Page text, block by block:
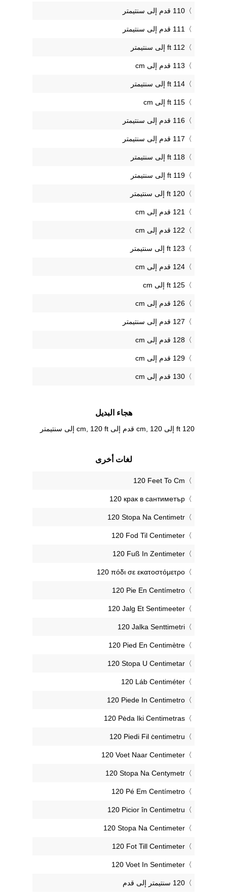
110 قدم إلى سنتيمتر
111 قدم إلى سنتيمتر
112 ft إلى سنتيمتر
113 قدم إلى cm
114 ft إلى سنتيمتر
115 ft إلى cm
116 قدم إلى سنتيمتر
117 قدم إلى سنتيمتر
118 ft إلى سنتيمتر
119 ft إلى سنتيمتر
120 ft إلى سنتيمتر
121 قدم إلى cm
122 قدم إلى cm
123 ft إلى سنتيمتر
124 قدم إلى cm
125 ft إلى cm
126 قدم إلى cm
127 قدم إلى سنتيمتر
128 قدم إلى cm
129 قدم إلى cm
130 قدم إلى cm
هجاء البديل
120 ft إلى cm, 120 قدم إلى cm, 120 ft إلى سنتيمتر
لغات أخرى
‎120 Feet To Cm
‎120 крак в сантиметър
‎120 Stopa Na Centimetr
‎120 Fod Til Centimeter
‎120 Fuß In Zentimeter
‎120 πόδι σε εκατοστόμετρο
‎120 Pie En Centímetro
‎120 Jalg Et Sentimeeter
‎120 Jalka Senttimetri
‎120 Pied En Centimètre
‎120 Stopa U Centimetar
‎120 Láb Centiméter
‎120 Piede In Centimetro
‎120 Pėda Iki Centimetras
‎120 Piedi Fil ċentimetru
‎120 Voet Naar Centimeter
‎120 Stopa Na Centymetr
‎120 Pé Em Centímetro
‎120 Picior în Centimetru
‎120 Stopa Na Centimeter
‎120 Fot Till Centimeter
‎120 Voet In Sentimeter